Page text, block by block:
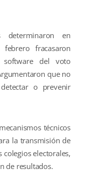
determinaron en
fracasaron
del voto
que no
o prevenir
técnicos
la transmisión de
colegios electorales,
de resultados.